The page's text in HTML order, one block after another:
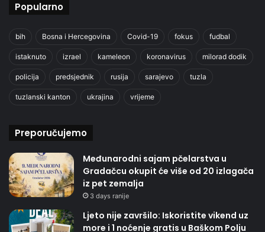
Popularno
bih Bosna i Hercegovina Covid-19 fokus fudbal
istaknuto izrael kameleon koronavirus milorad dodik
policija predsjednik rusija sarajevo tuzla
tuzlanski kanton ukrajina vrijeme
Preporučujemo
Međunarodni sajam pčelarstva u
Gradačcu okupit će više od 20 izlagača
iz pet zemalja
3 days ranije
Ljeto nije završilo: Iskoristite vikend uz
more i 1 noćenje gratis u Baškom Polju